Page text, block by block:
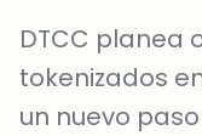
DTCC planea
tokenizados
un nuevo